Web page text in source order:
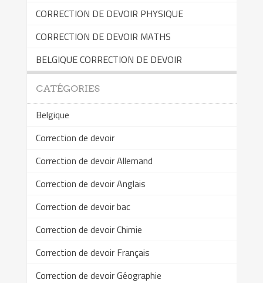
CORRECTION DE DEVOIR PHYSIQUE
CORRECTION DE DEVOIR MATHS
BELGIQUE CORRECTION DE DEVOIR
CATÉGORIES
Belgique
Correction de devoir
Correction de devoir Allemand
Correction de devoir Anglais
Correction de devoir bac
Correction de devoir Chimie
Correction de devoir Français
Correction de devoir Géographie